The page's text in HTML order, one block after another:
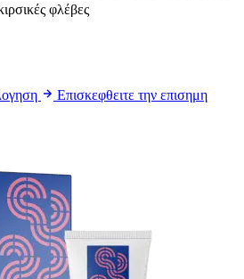
φλέβες
Επισκεφθειτε την επισημη